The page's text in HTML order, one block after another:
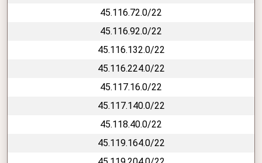
45.116.72.0/22
45.116.92.0/22
45.116.132.0/22
45.116.224.0/22
45.117.16.0/22
45.117.140.0/22
45.118.40.0/22
45.119.164.0/22